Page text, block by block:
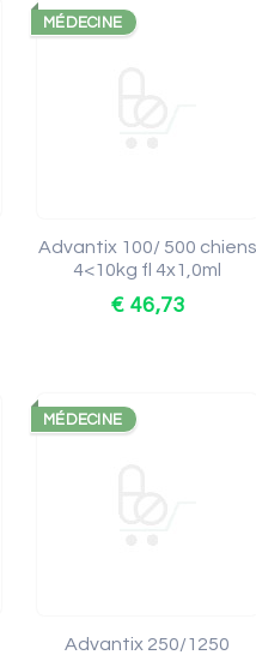
MÉDECINE
Advantix 100/ 500 chiens
4<10kg fl 4x1,0ml
€ 46,73
MÉDECINE
Advantix 250/1250